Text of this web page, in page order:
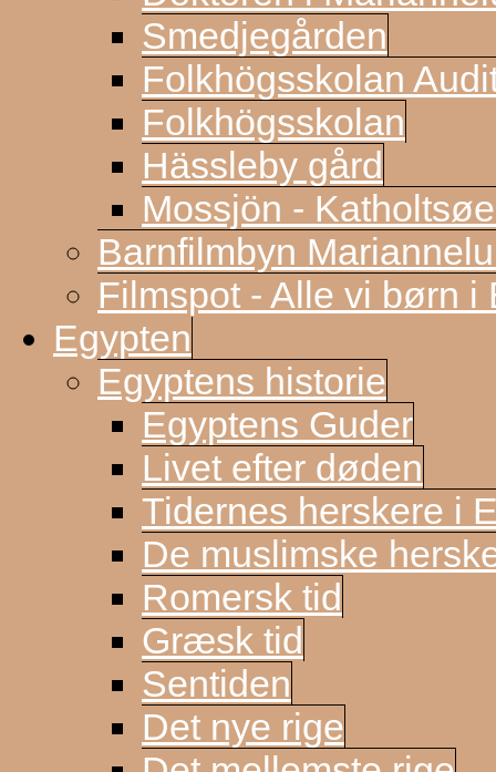
Smedjegården
Folkhögsskolan
Folkhögsskolan
Hässleby gård
Mossjön -
Barnfilmbyn
Filmspot - Alle vi børn i
Egypten
Egyptens historie
Egyptens Guder
Livet efter døden
Tidernes herskere i
De muslimske
Romersk tid
Græsk tid
Sentiden
Det nye rige